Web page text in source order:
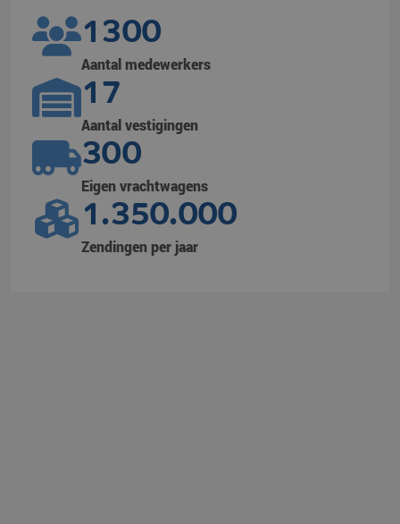
1300
Aantal medewerkers
17
Aantal vestigingen
300
Eigen vrachtwagens
1.350.000
Zendingen per jaar